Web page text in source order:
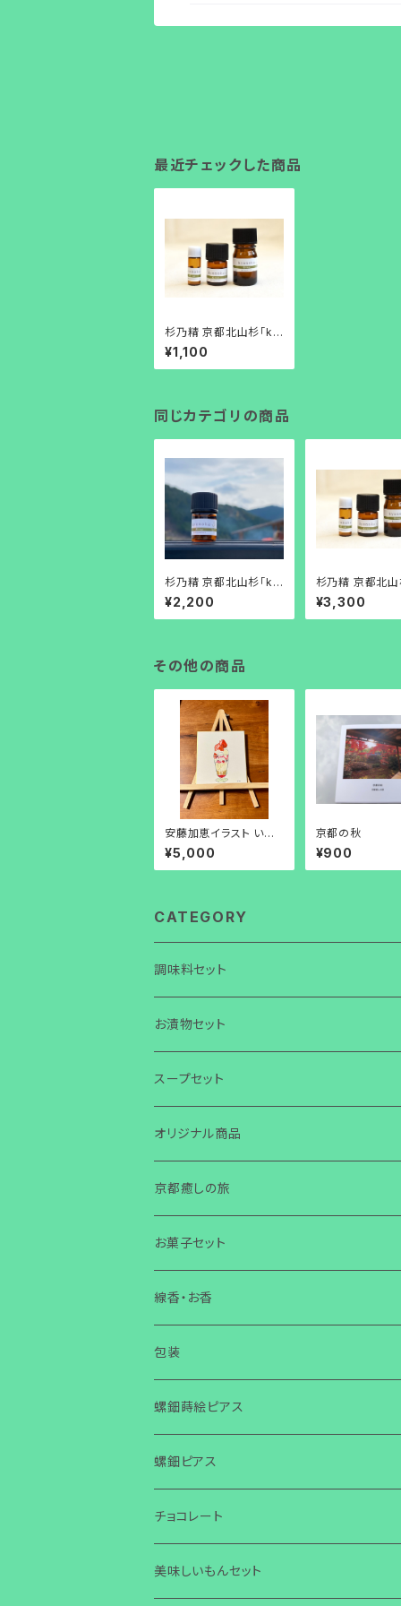
最近チェックした商品
杉乃精 京都北山杉「ky
onoka・杉精油」1ml
¥1,100
同じカテゴリの商品
杉乃精 京都北山杉「ky
onoka・杉精油」3ml
¥2,200
杉乃精 京都北山
onoka・杉精油
¥3,300
その他の商品
安藤加恵イラスト いち
ごパフェ原画
¥5,000
京都の秋
¥900
CATEGORY
調味料セット
お漬物セット
スープセット
オリジナル商品
京都癒しの旅
旅
お話会・講演・セミナー
チラシ・ニュースレター作成
お菓子セット
線香・お香
包装
螺鈿蒔絵ピアス
螺鈿蒔絵ピアス キューブ
螺鈿蒔絵ピアス スクエア
螺鈿蒔絵ピアス ひし形
螺鈿ピアス
螺鈿ピアス スクエア 金ビーズ
螺鈿ピアス ひし形 金ビーズ
チョコレート
美味しいもんセット